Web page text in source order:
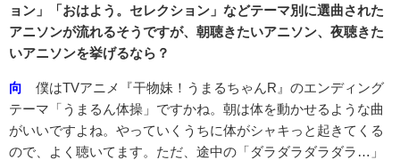
ョン」「おはよう。セレクション」などテーマ別に選曲された
アニソンが流れるそうですが、朝聴きたいアニソン、夜聴きた
いアニソンを挙げるなら？
向 僕はTVアニメ『干物妹！うまるちゃんR』のエンディング
テーマ「うまるん体操」ですかね。朝は体を動かせるような曲
がいいですよね。やっていくうちに体がシャキっと起きてくる
ので、よく聴いてます。ただ、途中の「ダラダラダラダラ…」